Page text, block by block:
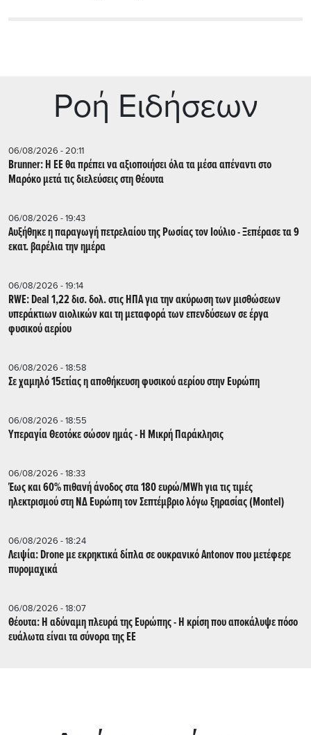
Ρoή Ειδήσεων
06/08/2026 - 20:11
Brunner: Η ΕΕ θα πρέπει να αξιοποιήσει όλα τα μέσα απέναντι στο
Μαρόκο μετά τις διελεύσεις στη Θέουτα
06/08/2026 - 19:43
Αυξήθηκε η παραγωγή πετρελαίου της Ρωσίας τον Ιούλιο - Ξεπέρασε τα 9
εκατ. βαρέλια την ημέρα
06/08/2026 - 19:14
RWE: Deal 1,22 δισ. δολ. στις ΗΠΑ για την ακύρωση των μισθώσεων
υπεράκτιων αιολικών και τη μεταφορά των επενδύσεων σε έργα
φυσικού αερίου
06/08/2026 - 18:58
Σε χαμηλό 15ετίας η αποθήκευση φυσικού αερίου στην Ευρώπη
06/08/2026 - 18:55
Υπεραγία Θεοτόκε σώσον ημάς - Η Μικρή Παράκλησις
06/08/2026 - 18:33
Έως και 60% πιθανή άνοδος στα 180 ευρώ/MWh για τις τιμές
ηλεκτρισμού στη ΝΔ Ευρώπη τον Σεπτέμβριο λόγω ξηρασίας (Montel)
06/08/2026 - 18:24
Λειψία: Drone με εκρηκτικά δίπλα σε ουκρανικό Antonov που μετέφερε
πυρομαχικά
06/08/2026 - 18:07
Θέουτα: Η αδύναμη πλευρά της Ευρώπης - Η κρίση που αποκάλυψε πόσο
ευάλωτα είναι τα σύνορα της ΕΕ